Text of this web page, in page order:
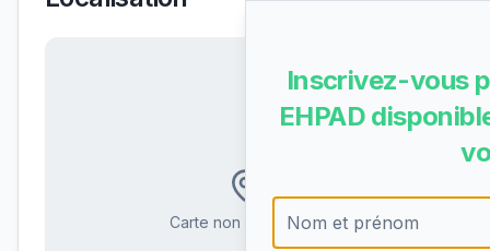
Carte non disponible
Inscrivez-vous
EHPAD